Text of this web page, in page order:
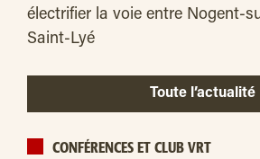
électrifier la voie entre Nogent-
Saint-Lyé
Toute l’actualité
CONFÉRENCES ET CLUB VRT